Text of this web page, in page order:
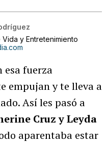
y Entretenimiento
esa fuerza
empujan y te lleva a
Así les pasó a
Cruz y Leyda
aparentaba estar